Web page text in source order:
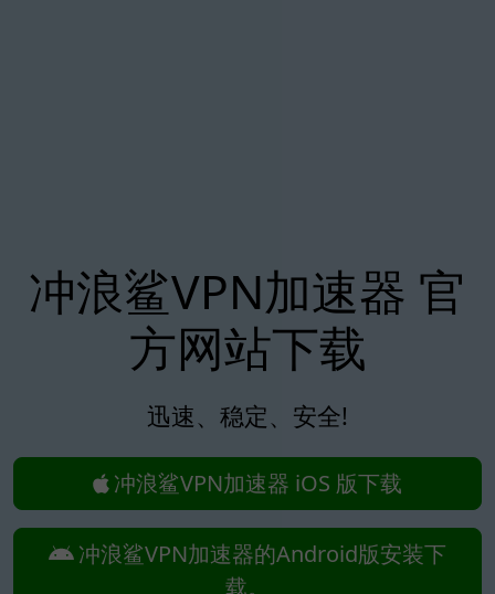
冲浪鲨VPN加速器 官
方网站下载
迅速、稳定、安全!
冲浪鲨VPN加速器 iOS 版下载
冲浪鲨VPN加速器的Android版安装下
载。